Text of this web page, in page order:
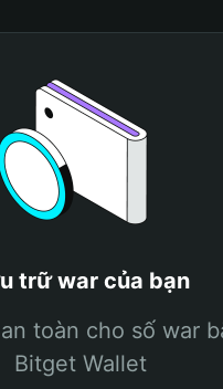
trữ war của bạn
toàn cho số war
Bitget Wallet